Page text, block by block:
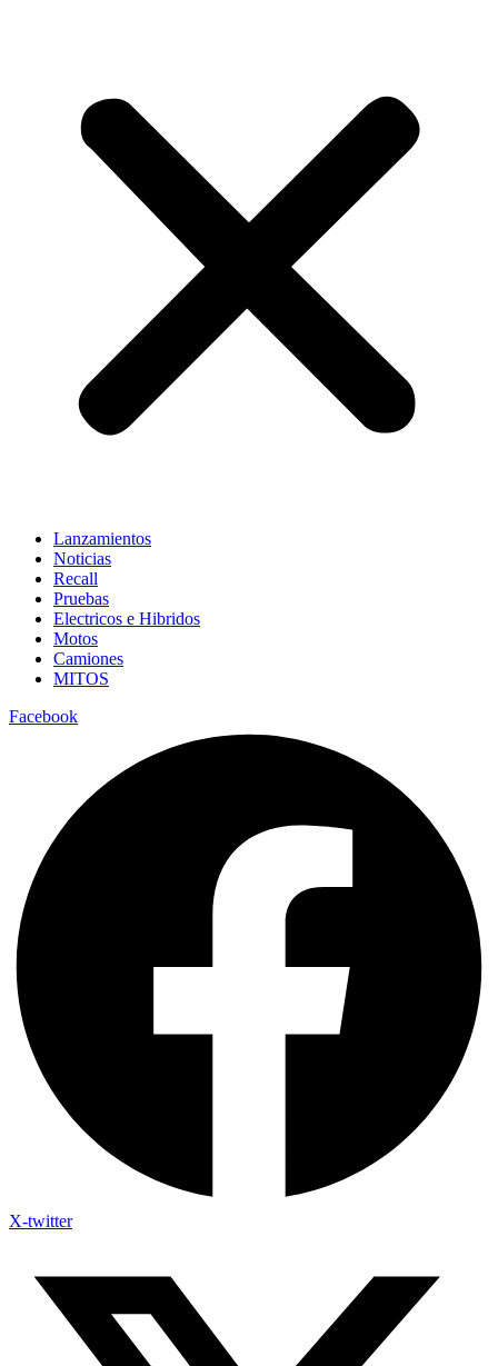
Lanzamientos
Noticias
Recall
Pruebas
Electricos e Hibridos
Motos
Camiones
MITOS
Facebook
X-twitter